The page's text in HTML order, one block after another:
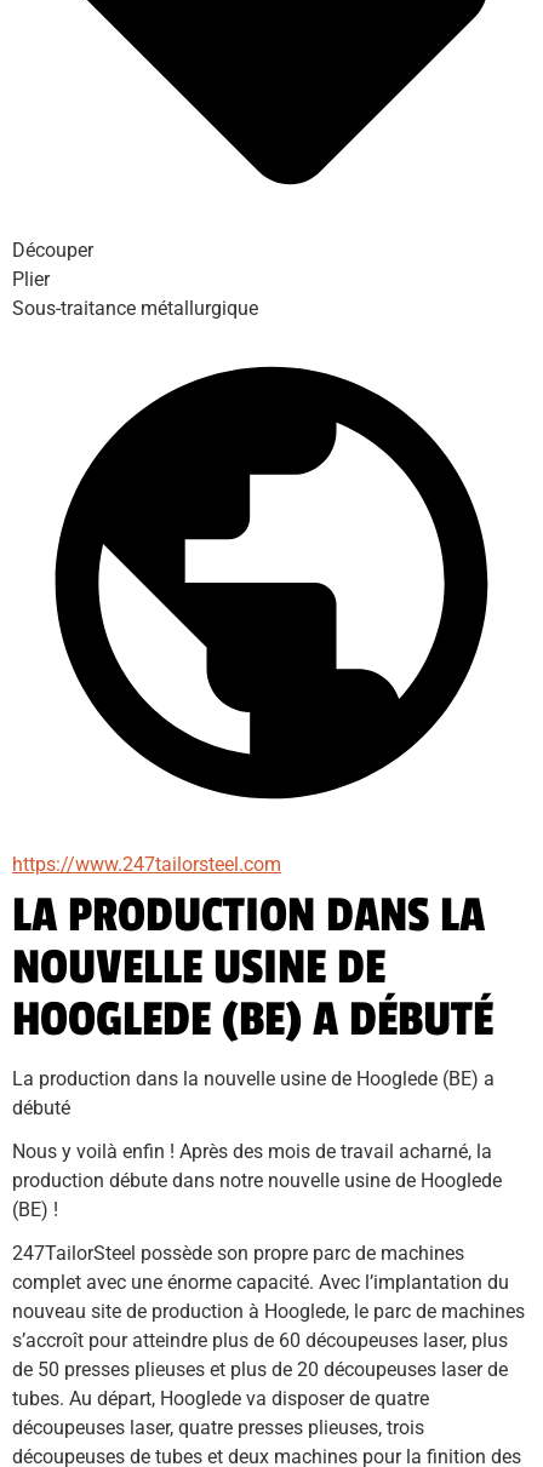
Découper
Plier
Sous-traitance métallurgique
https://www.247tailorsteel.com
LA PRODUCTION DANS LA
NOUVELLE USINE DE
HOOGLEDE (BE) A DÉBUTÉ
La production dans la nouvelle usine de Hooglede (BE) a
débuté
Nous y voilà enfin ! Après des mois de travail acharné, la
production débute dans notre nouvelle usine de Hooglede
(BE) !
247TailorSteel possède son propre parc de machines
complet avec une énorme capacité. Avec l’implantation du
nouveau site de production à Hooglede, le parc de machines
s’accroît pour atteindre plus de 60 découpeuses laser, plus
de 50 presses plieuses et plus de 20 découpeuses laser de
tubes. Au départ, Hooglede va disposer de quatre
découpeuses laser, quatre presses plieuses, trois
découpeuses de tubes et deux machines pour la finition des